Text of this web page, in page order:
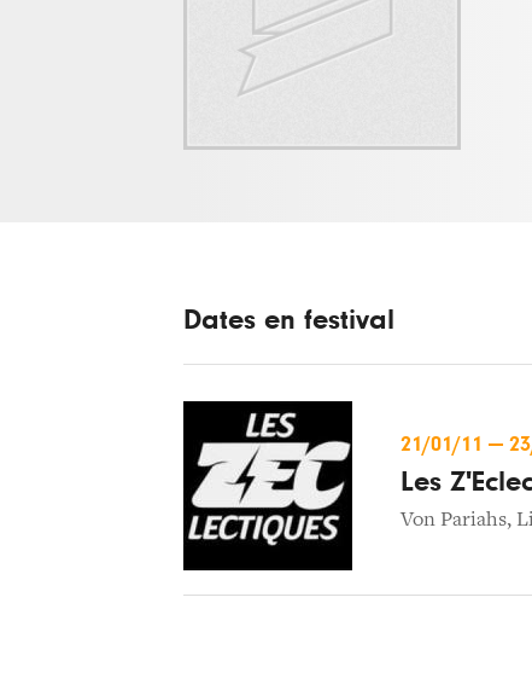
Dates en festival
21/01/11 —
Les
Von Pariahs,